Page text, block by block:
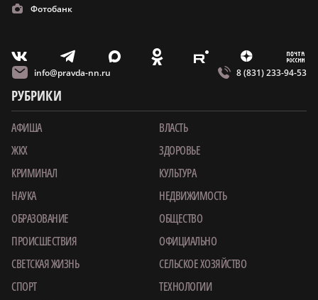
Фотобанк
V T X O E Z m
info@pravda-nn.ru 8 (831) 233-94-53
РУБРИКИ
АФИША
ВЛАСТЬ
ЖКХ
ЗДОРОВЬЕ
КРИМИНАЛ
КУЛЬТУРА
НАУКА
НЕДВИЖИМОСТЬ
ОБРАЗОВАНИЕ
ОБЩЕСТВО
ПРОИСШЕСТВИЯ
ОФИЦИАЛЬНО
СВЕТСКАЯ ЖИЗНЬ
СЕЛЬСКОЕ ХОЗЯЙСТВО
СПОРТ
ТЕХНОЛОГИИ